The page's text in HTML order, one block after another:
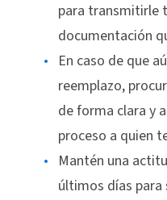
para transmitirle
documentación
En caso de que
reemplazo,
de forma clara y
proceso a quien
Mantén una
últimos días